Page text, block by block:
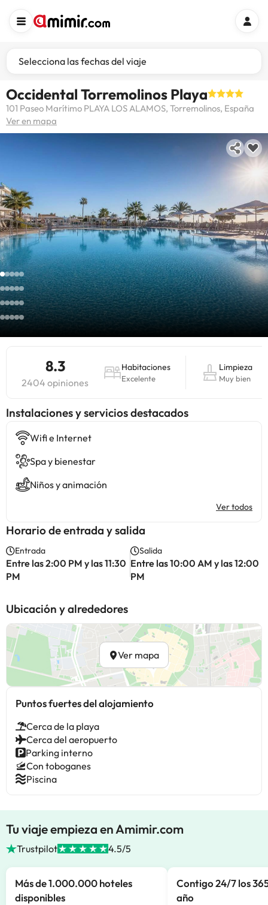
Selecciona las fechas del viaje
Occidental Torremolinos Playa
101 Paseo Marítimo PLAYA LOS ALAMOS, Torremolinos, España
Ver en mapa
8.3
2404 opiniones
Habitaciones
Excelente
Limpieza
Muy bien
Instalaciones y servicios destacados
Wifi e Internet
Spa y bienestar
Niños y animación
Ver todos
Horario de entrada y salida
Entrada
Entre las 2:00 PM y las 11:30
PM
Salida
Entre las 10:00 AM y las 12:00
PM
Ubicación y alrededores
Ver mapa
Puntos fuertes del alojamiento
Cerca de la playa
Cerca del aeropuerto
Parking interno
Con toboganes
Piscina
Tu viaje empieza en Amimir.com
Trustpilot 4.5/5
Más de 1.000.000 hoteles
disponibles
Contigo 24/7 los
año